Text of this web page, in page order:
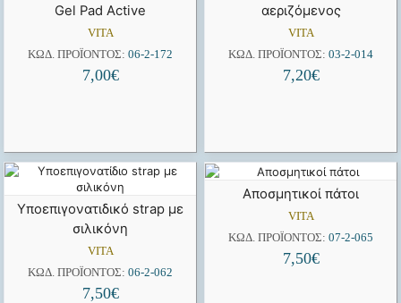
Gel Pad Active
VITA
ΚΩΔ. ΠΡΟΪΌΝΤΟΣ: 06-2-172
7,00€
αεριζόμενος
VITA
ΚΩΔ. ΠΡΟΪΌΝΤΟΣ: 03-2-014
7,20€
Υποεπιγονατιδικό strap με
σιλικόνη
VITA
ΚΩΔ. ΠΡΟΪΌΝΤΟΣ: 06-2-062
7,50€
Αποσμητικοί πάτοι
VITA
ΚΩΔ. ΠΡΟΪΌΝΤΟΣ: 07-2-065
7,50€